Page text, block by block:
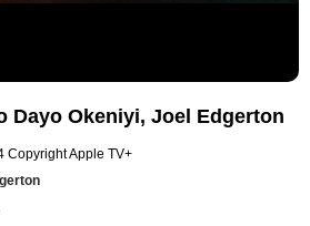
Dayo Okeniyi, Joel Edgerton
Copyright Apple TV+